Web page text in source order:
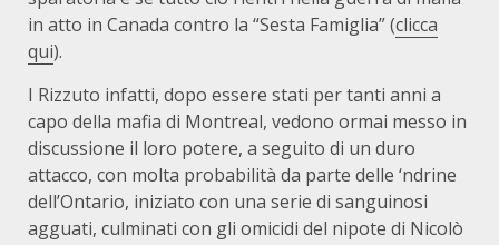
in atto in Canada contro la “Sesta Famiglia” (clicca
qui).
I Rizzuto infatti, dopo essere stati per tanti anni a
capo della mafia di Montreal, vedono ormai messo in
discussione il loro potere, a seguito di un duro
attacco, con molta probabilità da parte delle ‘ndrine
dell’Ontario, iniziato con una serie di sanguinosi
agguati, culminati con gli omicidi del nipote di Nicolò